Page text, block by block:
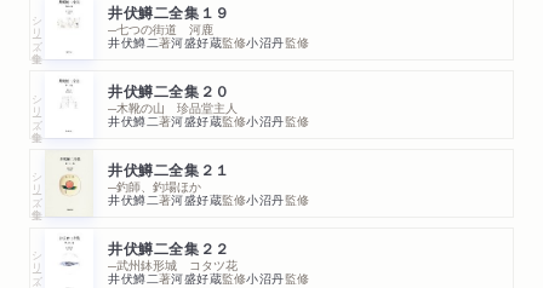
シリーズ・全集 井伏鱒二全集１９
─七つの街道 河鹿
井伏鱒二著河盛好蔵監修小沼丹監修
シリーズ・全集 井伏鱒二全集２０
─木靴の山 珍品堂主人
井伏鱒二著河盛好蔵監修小沼丹監修
シリーズ・全集 井伏鱒二全集２１
─釣師、釣場ほか
井伏鱒二著河盛好蔵監修小沼丹監修
シリーズ・全集 井伏鱒二全集２２
─武州鉢形城 コタツ花
井伏鱒二著河盛好蔵監修小沼丹監修